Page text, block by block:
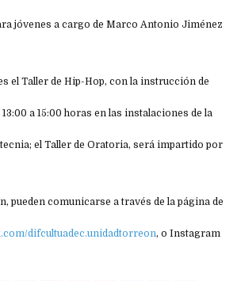
jóvenes a cargo de Marco Antonio Jiménez
el Taller de Hip-Hop, con la instrucción de
a 15:00 horas en las instalaciones de la
el Taller de Oratoria, será impartido por
pueden comunicarse a través de la página de
difcultuadec.unidadtorreon, o Instagram